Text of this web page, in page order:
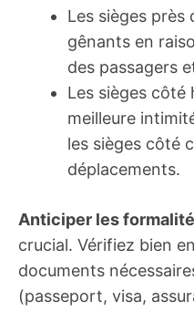
Les sièges
gênants en
des passagers
Les sièges
meilleure
les sièges côté
déplacements.
Anticiper les
crucial. Vérifiez bien
documents
(passeport, visa,